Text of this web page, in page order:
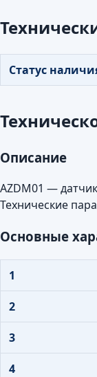
Статус
Описание
AZDM01 —
Технические
Основные
1
2
3
4